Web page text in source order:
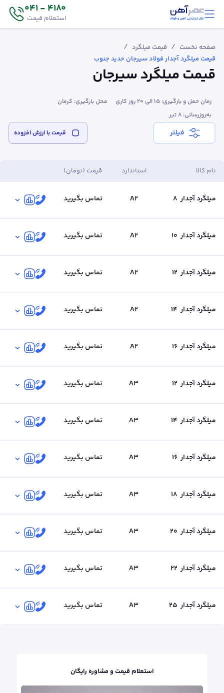
4180 - 041
استعلام قیمت
صفحه نخست / قیمت میلگرد /
قیمت میلگرد آجدار فولاد سیرجان حدید جنوب
قیمت میلگرد سیرجان
زمان حمل و بارگیری: 15 الی 20 روز کاری
محل بارگیری: کرمان
به‌روزرسانی: ۸ تیر
فیلتر قیمت‌ با ارزش افزوده
نام کالا استاندارد قیمت (تومان)
میلگرد آجدار 8
A2 تماس بگیرید
میلگرد آجدار 10
A2 تماس بگیرید
میلگرد آجدار 12
A2 تماس بگیرید
میلگرد آجدار 14
A2 تماس بگیرید
میلگرد آجدار 16
A2 تماس بگیرید
میلگرد آجدار 12
A3 تماس بگیرید
میلگرد آجدار 14
A3 تماس بگیرید
میلگرد آجدار 16
A3 تماس بگیرید
میلگرد آجدار 18
A3 تماس بگیرید
میلگرد آجدار 20
A3 تماس بگیرید
میلگرد آجدار 22
A3 تماس بگیرید
میلگرد آجدار 25
A3 تماس بگیرید
استعلام قیمت و مشاوره رایگان